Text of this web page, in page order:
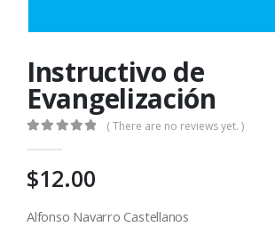
Instructivo de
Evangelización
( There are no reviews yet. )
$12.00
Alfonso Navarro Castellanos